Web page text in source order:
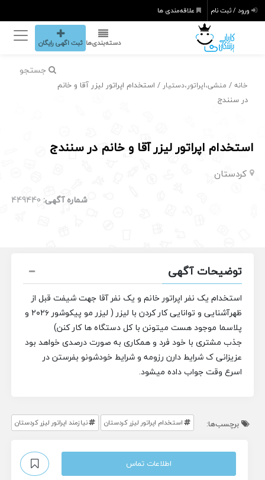
ورود / ثبت نام علاقه‌مندی ها
دسته‌بندی‌ها ثبت اگهی رایگان
جستجو
خانه / منشی،اپراتور،دستیار / استخدام اپراتور لیزر آقا و خانم
در سنندج
استخدام اپراتور لیزر آقا و خانم در سنندج
کردستان
شماره آگهی: 449440
توضیحات آگهی
استخدام یک نفر اپراتور خانم و یک نفر آقا جهت شیفت قبل از
ظهر
آشنایی و توانایی کار کردن با لیزر ( لیزر مو پیکوشور ۲۰۲۶ و
پلاسما موجود هست میتونن با کل دستگاه ها کار کنن)
جذب مشتری با خود فرد و همکاری به صورت درصدی خواهد بود
عزیزانی ک شرایط دارن رزومه و شرایط خودشونو بفرستن در
اسرع وقت جواب داده میشود.
برچسب‌ها: استخدام اپراتور لیزر کردستان نیازمند اپراتور لیزر کردستان
اطلاعات تماس